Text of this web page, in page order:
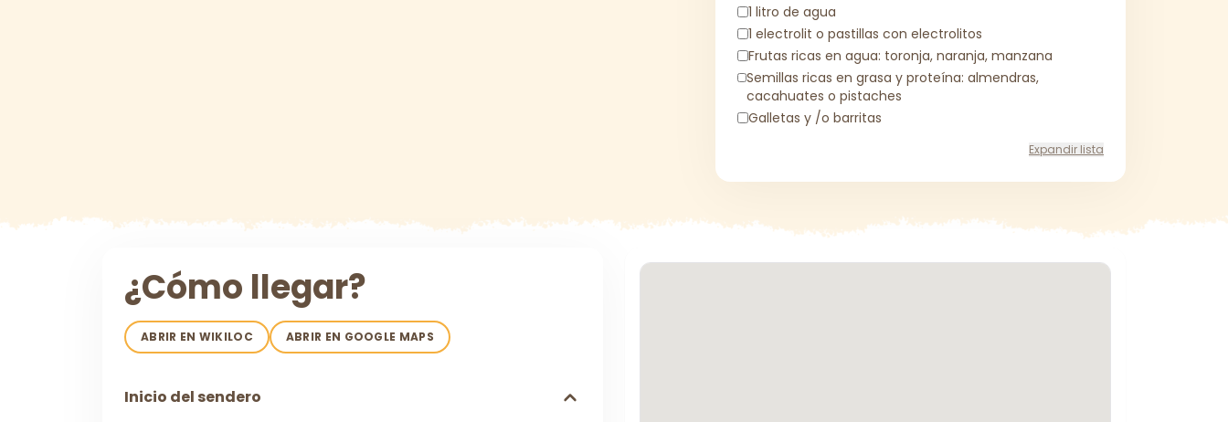
1 litro de agua
1 electrolit o pastillas con electrolitos
Frutas ricas en agua: toronja, naranja, manzana
Semillas ricas en grasa y proteína: almendras,
cacahuates o pistaches
Galletas y /o barritas
Expandir lista
¿Cómo llegar?
ABRIR EN WIKILOC ABRIR EN GOOGLE MAPS
Inicio del sendero